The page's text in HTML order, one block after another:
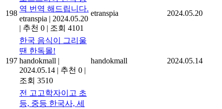
198
역 번역 해드립니다.
etranspia | 2024.05.20
| 추천 0 | 조회 4101
etranspia 2024.05.20
197
한국 음식이 그리울
땐 한독몰!
handokmall |
2024.05.14 | 추천 0 |
조회 3510
handokmall 2024.05.14
전 고고학자이고 초
등, 중등 한국사, 세